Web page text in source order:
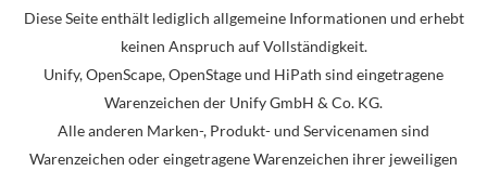
Diese Seite enthält lediglich allgemeine Informationen und erhebt
keinen Anspruch auf Vollständigkeit.
Unify, OpenScape, OpenStage und HiPath sind eingetragene
Warenzeichen der Unify GmbH & Co. KG.
Alle anderen Marken-, Produkt- und Servicenamen sind
Warenzeichen oder eingetragene Warenzeichen ihrer jeweiligen